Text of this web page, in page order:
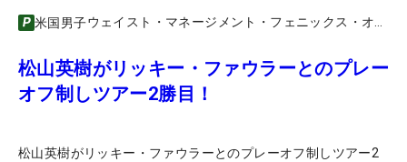
米国男子
松山英樹がリッキー・ファウラーとのプレー
オフ制しツアー2勝目！
松山英樹がリッキー・ファウラーとのプレーオフ制しツアー2